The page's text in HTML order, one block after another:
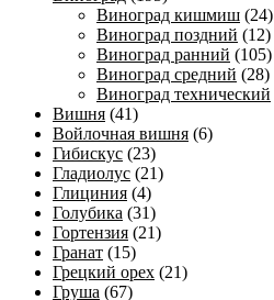
Виноград кишмиш (24)
Виноград поздний (12)
Виноград ранний (105)
Виноград средний (28)
Виноград технический
Вишня (41)
Войлочная вишня (6)
Гибискус (23)
Гладиолус (21)
Глициния (4)
Голубика (31)
Гортензия (21)
Гранат (15)
Грецкий орех (21)
Груша (67)